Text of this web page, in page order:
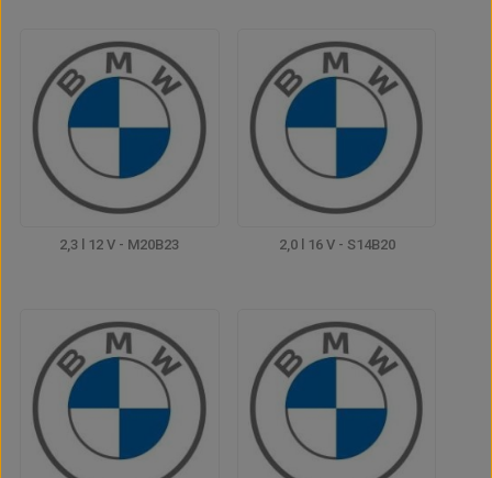
2,3 l 12 V - M20B23 2,0 l 16 V - S14B20